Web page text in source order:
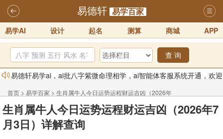
易德轩 易学百家
易学AI 设计 起名 测算 商城 APP
查 询
易德轩易学ai，ai批八字紫微命理相学，ai智能体客服系统开通，欢迎
易德轩网重构及升能完成，欢迎大家来体验新程序及感觉！！
2025-07-01
2026年化太岁锦囊属马、鼠、牛、龙、兔、狗、鸡生肖化太岁开始预
首页 > 易学百家 > 生肖属牛人今日运势运程财运吉凶（2026年
7月3日）详解查询
生肖属牛人今日运势运程财运吉凶（2026年7
月3日）详解查询